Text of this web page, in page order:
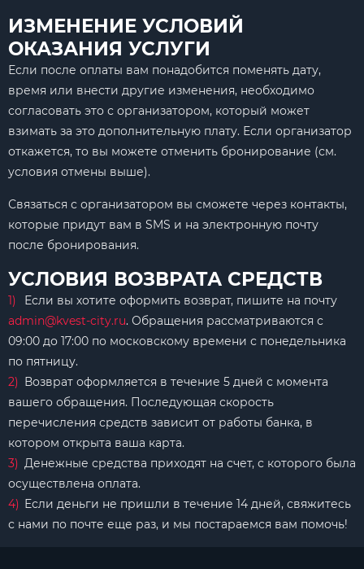
ИЗМЕНЕНИЕ УСЛОВИЙ
ОКАЗАНИЯ УСЛУГИ
Если после оплаты вам понадобится поменять дату,
время или внести другие изменения, необходимо
согласовать это с организатором, который может
взимать за это дополнительную плату. Если организатор
откажется, то вы можете отменить бронирование (см.
условия отмены выше).
Связаться с организатором вы сможете через контакты,
которые придут вам в SMS и на электронную почту
после бронирования.
УСЛОВИЯ ВОЗВРАТА СРЕДСТВ
Если вы хотите оформить возврат, пишите на почту
admin@kvest-city.ru. Обращения рассматриваются с
09:00 до 17:00 по московскому времени с понедельника
по пятницу.
Возврат оформляется в течение 5 дней с момента
вашего обращения. Последующая скорость
перечисления средств зависит от работы банка, в
котором открыта ваша карта.
Денежные средства приходят на счет, с которого была
осуществлена оплата.
Если деньги не пришли в течение 14 дней, свяжитесь
с нами по почте еще раз, и мы постараемся вам помочь!